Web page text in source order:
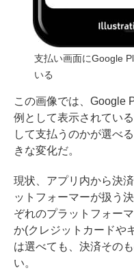
支払い画面にGoogle
いる
この画像では、Google
例として表示されてい
して支払うのかが選べ
きな変化だ。
現状、アプリ内から決
ットフォーマーが扱う
ぞれのプラットフォー
か(クレジットカードや
は選べても、決済その
い。